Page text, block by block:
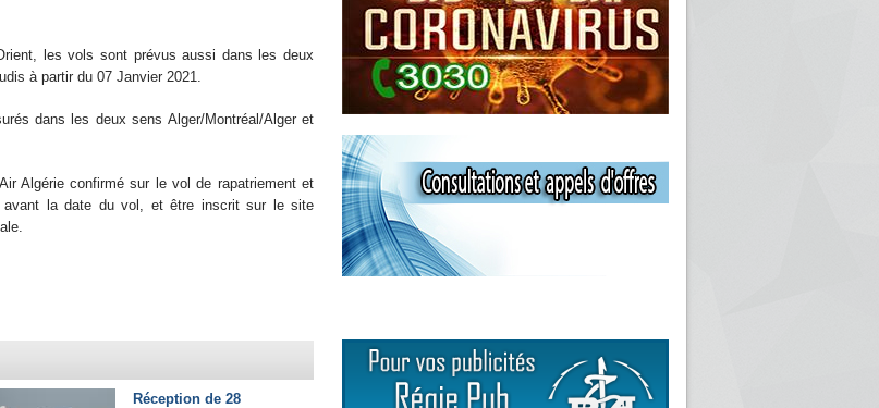
les vols sont prévus aussi dans les deux
à partir du 07 Janvier 2021.
dans les deux sens Alger/Montréal/Alger et
Algérie confirmé sur le vol de rapatriement et
avant la date du vol, et être inscrit sur le site
Réception de 28